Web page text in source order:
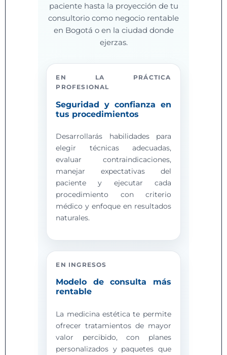
paciente hasta la proyección de tu
consultorio como negocio rentable
en Bogotá o en la ciudad donde
ejerzas.
EN LA PRÁCTICA
PROFESIONAL
Seguridad y confianza en
tus procedimientos
Desarrollarás habilidades para
elegir técnicas adecuadas,
evaluar contraindicaciones,
manejar expectativas del
paciente y ejecutar cada
procedimiento con criterio
médico y enfoque en resultados
naturales.
EN INGRESOS
Modelo de consulta más
rentable
La medicina estética te permite
ofrecer tratamientos de mayor
valor percibido, con planes
personalizados y paquetes que